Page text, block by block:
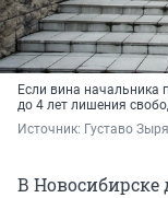
Если вина начальника
до 4 лет лишения
Источник: Густаво
В Новосибирске